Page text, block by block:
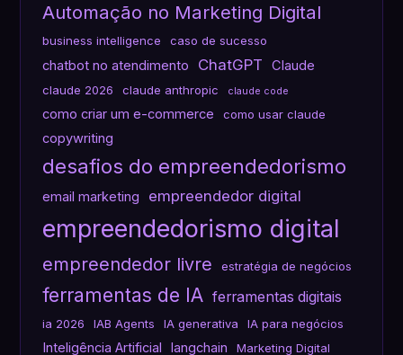
Automação no Marketing Digital
business intelligence caso de sucesso
chatbot no atendimento ChatGPT Claude
claude 2026 claude anthropic claude code
como criar um e-commerce como usar claude
copywriting
desafios do empreendedorismo
email marketing empreendedor digital
empreendedorismo digital
empreendedor livre estratégia de negócios
ferramentas de IA ferramentas digitais
ia 2026 IAB Agents IA generativa IA para negócios
Inteligência Artificial langchain
Marketing Digital